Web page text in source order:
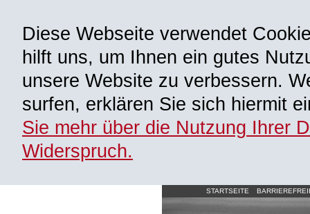
Diese Webseite verwendet
hilft uns, um Ihnen ein gutes
unsere Website zu verbessern.
surfen, erklären Sie sich hiermit
Sie mehr über die Nutzung Ihrer
Widerspruch.
STARTSEITE